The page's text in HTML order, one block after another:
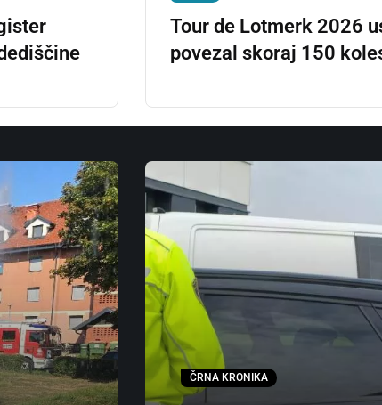
Tour de Lotmerk 2026
povezal skoraj 150
ČRNA KRONIKA